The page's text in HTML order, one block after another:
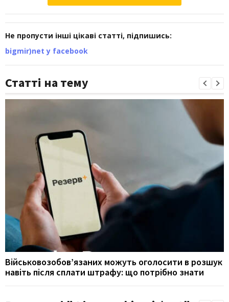
Не пропусти інші цікаві статті, підпишись:
bigmir)net у facebook
Статті на тему
Військовозобов’язаних можуть оголосити в розшук
навіть після сплати штрафу: що потрібно знати